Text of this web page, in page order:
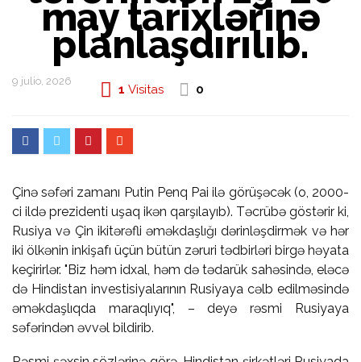
may tarixlərinə
planlaşdırılıb.
9 julio, 2026
1 Visitas 0
Çinə səfəri zamanı Putin Penq Pai ilə görüşəcək (o, 2000-
ci ildə prezidenti uşaq ikən qarşılayıb). Təcrübə göstərir ki,
Rusiya və Çin ikitərəfli əməkdaşlığı dərinləşdirmək və hər
iki ölkənin inkişafı üçün bütün zəruri tədbirləri birgə həyata
keçirirlər."Biz həm idxal, həm də tədarük sahəsində, eləcə
də Hindistan investisiyalarının Rusiyaya cəlb edilməsində
əməkdaşlıqda maraqlıyıq", – deyə rəsmi Rusiyaya
səfərindən əvvəl bildirib.